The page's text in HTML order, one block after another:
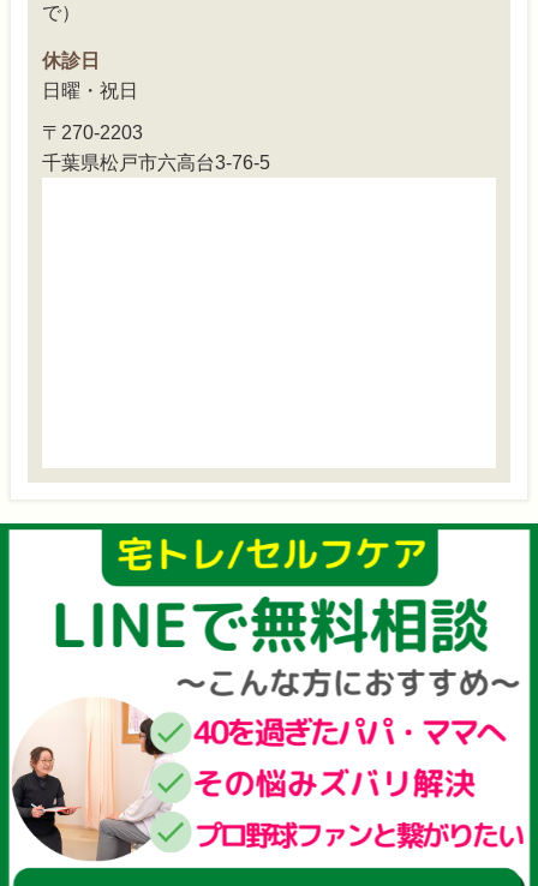
で）
休診日
日曜・祝日
〒270-2203
千葉県松戸市六高台3-76-5